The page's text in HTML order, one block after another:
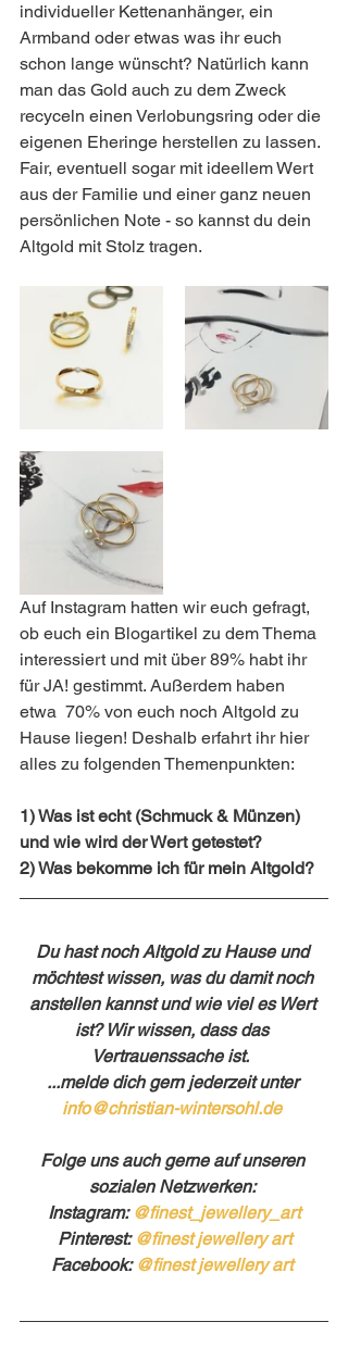
individueller Kettenanhänger, ein
Armband oder etwas was ihr euch
schon lange wünscht? Natürlich kann
man das Gold auch zu dem Zweck
recyceln einen Verlobungsring oder die
eigenen Eheringe herstellen zu lassen.
Fair, eventuell sogar mit ideellem Wert
aus der Familie und einer ganz neuen
persönlichen Note - so kannst du dein
Altgold mit Stolz tragen.
Auf Instagram hatten wir euch gefragt,
ob euch ein Blogartikel zu dem Thema
interessiert und mit über 89% habt ihr
für JA! gestimmt. Außerdem haben
etwa  70% von euch noch Altgold zu
Hause liegen! Deshalb erfahrt ihr hier
alles zu folgenden Themenpunkten:
1) Was ist echt (Schmuck & Münzen)
und wie wird der Wert getestet?
2) Was bekomme ich für mein Altgold?
Du hast noch Altgold zu Hause und
möchtest wissen, was du damit noch
anstellen kannst und wie viel es Wert
ist? Wir wissen, dass das
Vertrauenssache ist.
...melde dich gern jederzeit unter
info@christian-wintersohl.de
Folge uns auch gerne auf unseren
sozialen Netzwerken:
Instagram: @finest_jewellery_art
Pinterest: @finest jewellery art
Facebook: @finest jewellery art